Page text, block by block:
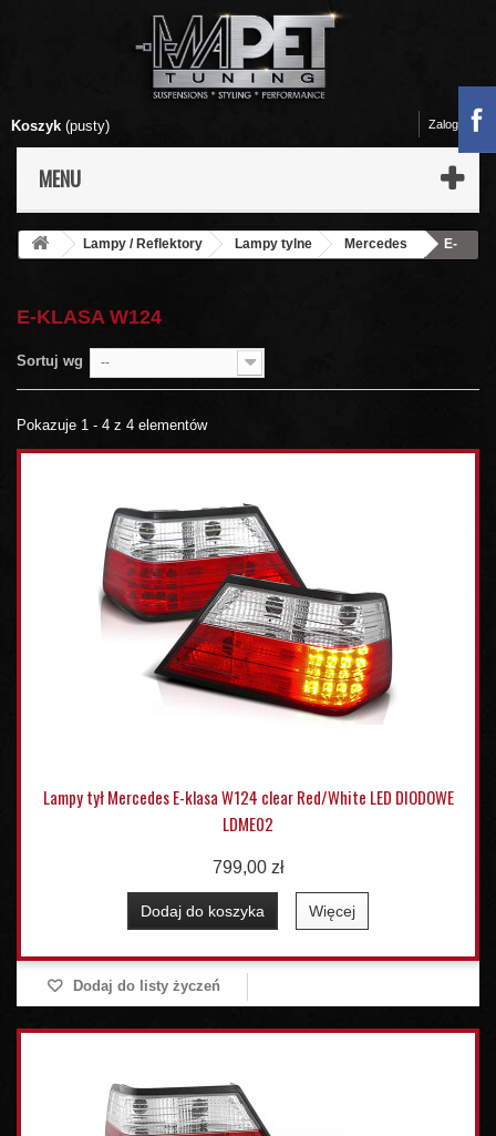
Koszyk (pusty)
MENU
Zaloguj się
Lampy / Reflektory Lampy tylne Mercedes
E-
E-KLASA W124
Sortuj wg --
Pokazuje 1 - 4 z 4 elementów
Lampy tył Mercedes E-klasa W124 clear Red/White LED DIODOWE
LDME02
799,00 zł
Dodaj do koszyka Więcej
Dodaj do listy życzeń